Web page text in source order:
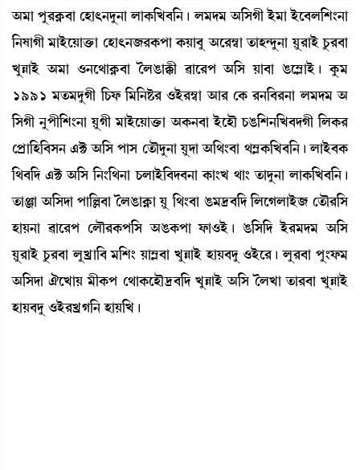
"³à šå¹A¥¡¤à ëÒà;>ƒå>à ºàA¡[J¤[>¡ú º³ƒ³ "[ÎKã Òü³à Òüì¤º[Å}>à
[>ÈàKã ³àÒüìÚàv¡û¡à ëÒà;>\¹A¡šà A¡Úà¤å "ì¹´¬à t¡àÒ@ƒå>à Úå¹àÒü Wå¡¹¤à
JåÄàÒü "³à *>ì=àA¥¡¤à íºR¡àB¡ã ¯àì¹š "[Î Úà¤à R¡ì´ÃàÒü¡ú Aå¡³
1991 ³t¡³ƒåKã [W¡ó¡ [³[>Ê¡¹ *Òü¹´¬à "à¹ ëA¡ ¹>[¤¹>à º³ƒ³ "
[ÎKã >åšã[Å}>à ÚåKã ³àÒüìÚàv¡û¡à "A¡>¤à ÒüìÒï W¡R¡[Å>[J¤ƒKã [ºA¡¹
ëšøà[Ò[¤Î> &C¡ "[Î šàÎ ët¡ïƒå>à Úåƒà "[=}¤à =´ÃA¡[J¤[>¡ú ºàÒü¤A¡
[=¤[ƒ &C¡ "[Î [>}[=>à W¡ºàÒü[¤ƒ¤>à A¡à}J =à} t¡àƒå>à ºàA¡[J¤[>¡ú
t¡àgà "[Îƒà šà[À¤à íºR¡àA¥¡à Úå [=}¤à R¡³‰¤[ƒ [ºìKºàÒü\ ët¡ï¹[Î
ÒàÚ>à ¯àì¹š ëºï¹A¡š[Î "R¡A¡šà ó¡à*Òü¡ú R¡[Î[ƒ Òü¹³ƒ³ "[Î
Úå¹àÒü Wå¡¹¤à ºåJøà[¤ ³[Å} Úà´Ã¤à JåÄàÒü ÒàÚ¤ƒå *Òüì¹¡ú ºå¹¤à šå}ó¡³
"[Îƒà 'ìJàÚ ³ãA¡š ë=àA¡ìÒï‰¤[ƒ JåÄàÒü "[Î íºJà t¡à¹¤à JåÄàÒü
ÒàÚ¤ƒå *Òü¹JøK[> ÒàÚ[J¡ú